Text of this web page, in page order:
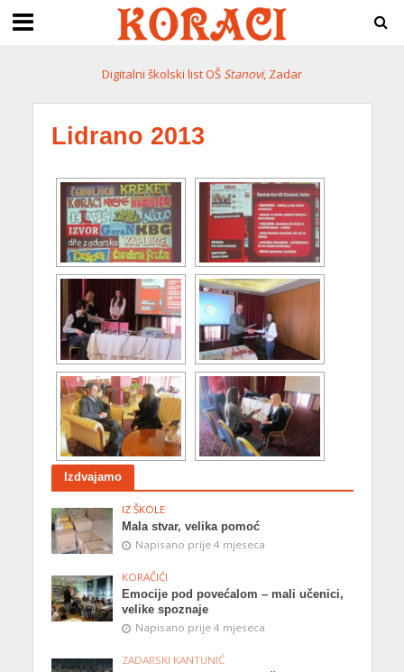
Digitalni školski list OŠStanovi, Zadar
Lidrano 2013
Izdvajamo
IZ ŠKOLE
Mala stvar, velika pomoć
Napisano prije 4 mjeseca
KORAČIĆI
Emocije pod povećalom – mali učenici,
velike spoznaje
Napisano prije 4 mjeseca
ZADARSKI KANTUNIĆ